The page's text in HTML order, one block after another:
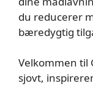
du reducerer
bæredygtig
Velkommen til
sjovt,